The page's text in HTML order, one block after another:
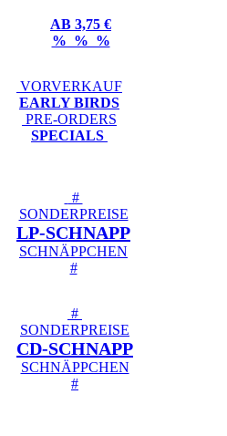
AB 3,75 €
% % %
VORVERKAUF
EARLY BIRDS
PRE-ORDERS
SPECIALS
#
SONDERPREISE
LP-SCHNAPP
SCHNÄPPCHEN
#
#
SONDERPREISE
CD-SCHNAPP
SCHNÄPPCHEN
#